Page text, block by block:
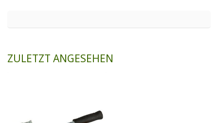
ZULETZT ANGESEHEN